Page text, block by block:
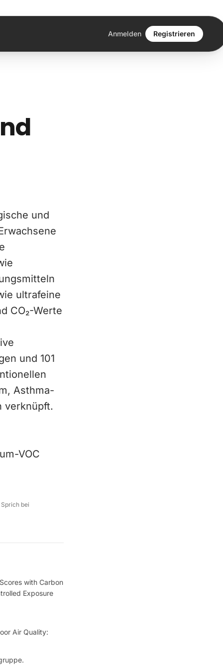
Anmelden Registrieren
und
ultrafeine
CO₂-Werte
und 101
Asthma-
verknüpft.
VOC
bei
with Carbon
Exposure
Air Quality: